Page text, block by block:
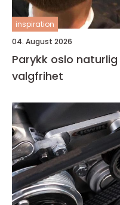
inspiration
04. August 2026
Parykk oslo naturlig hår, trygghet og
valgfrihet